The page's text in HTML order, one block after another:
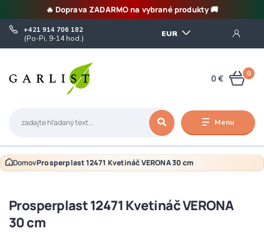
🔥 Doprava ZADARMO na vybrané produkty 🚚
Menu
EUR
+421 914 706 182
(Po-Pi, 9-14 hod.)
0
0 €
DomovProsperplast 12471 Kvetináč VERONA 30 cm
Prosperplast 12471 Kvetináč VERONA
30 cm